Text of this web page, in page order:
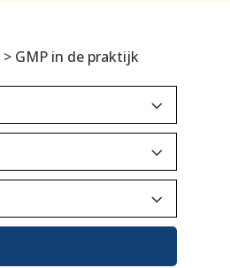
> GMP in de praktijk
3
3
3